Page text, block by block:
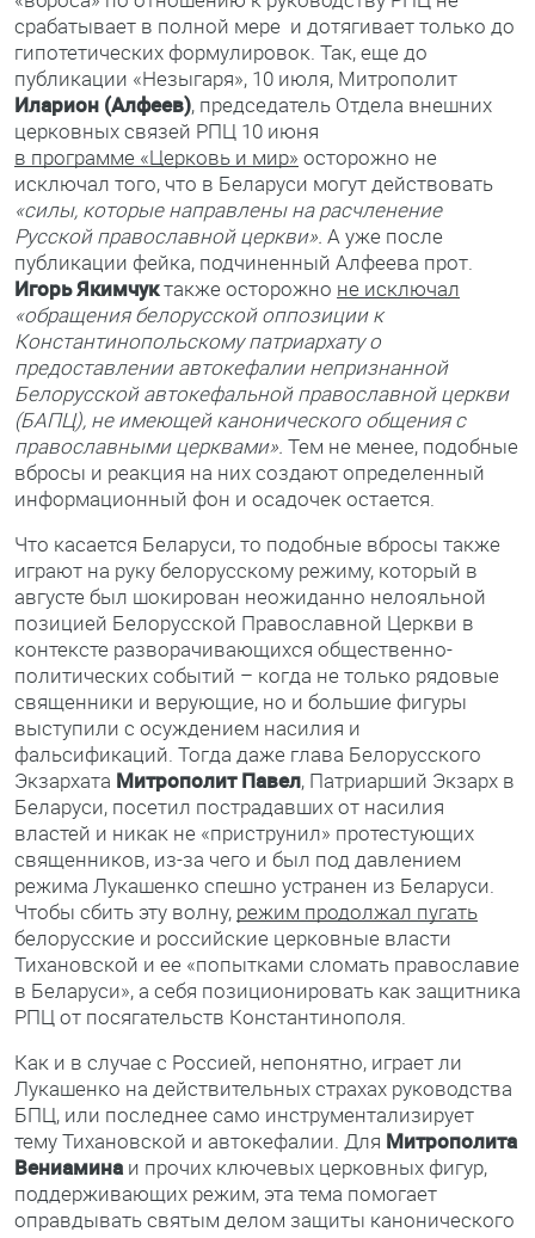
срабатывает в полной мере и дотягивает только до
гипотетических формулировок. Так, еще до
публикации «Незыгаря», 10 июля, Митрополит
Иларион (Алфеев), председатель Отдела внешних
церковных связей РПЦ 10 июня
в программе «Церковь и мир» осторожно не
исключал того, что в Беларуси могут действовать
«силы, которые направлены на расчленение
Русской православной церкви». А уже после
публикации фейка, подчиненный Алфеева прот.
Игорь Якимчуктакже осторожно не исключал
«обращения белорусской оппозиции к
Константинопольскому патриархату о
предоставлении автокефалии непризнанной
Белорусской автокефальной православной церкви
(БАПЦ), не имеющей канонического общения с
православными церквами». Тем не менее, подобные
вбросы и реакция на них создают определенный
информационный фон и осадочек остается.
Что касается Беларуси, то подобные вбросы также
играют на руку белорусскому режиму, который в
августе был шокирован неожиданно нелояльной
позицией Белорусской Православной Церкви в
контексте разворачивающихся общественно-
политических событий – когда не только рядовые
священники и верующие, но и большие фигуры
выступили с осуждением насилия и
фальсификаций. Тогда даже глава Белорусского
Экзархата Митрополит Павел, Патриарший Экзарх в
Беларуси, посетил пострадавших от насилия
властей и никак не «приструнил» протестующих
священников, из-за чего и был под давлением
режима Лукашенко спешно устранен из Беларуси.
Чтобы сбить эту волну, режим продолжал пугать
белорусские и российские церковные власти
Тихановской и ее «попытками сломать православие
в Беларуси», а себя позиционировать как защитника
РПЦ от посягательств Константинополя.
Как и в случае с Россией, непонятно, играет ли
Лукашенко на действительных страхах руководства
БПЦ, или последнее само инструментализирует
тему Тихановской и автокефалии. Для Митрополита
Вениаминаи прочих ключевых церковных фигур,
поддерживающих режим, эта тема помогает
оправдывать святым делом защиты канонического